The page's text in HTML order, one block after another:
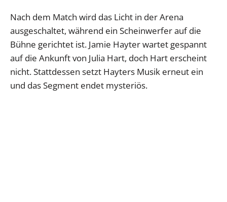
Nach dem Match wird das Licht in der Arena
ausgeschaltet, während ein Scheinwerfer auf die
Bühne gerichtet ist. Jamie Hayter wartet gespannt
auf die Ankunft von Julia Hart, doch Hart erscheint
nicht. Stattdessen setzt Hayters Musik erneut ein
und das Segment endet mysteriös.